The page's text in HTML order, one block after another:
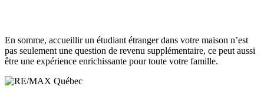
En somme, accueillir un étudiant étranger dans votre maison n’est
pas seulement une question de revenu supplémentaire, ce peut aussi
être une expérience enrichissante pour toute votre famille.